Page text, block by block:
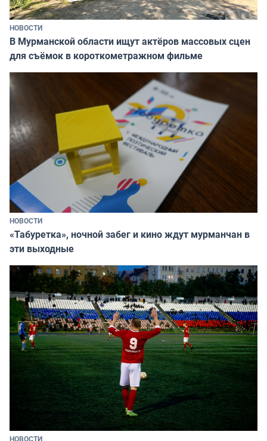
НОВОСТИ
В Мурманской области ищут актёров массовых сцен
для съёмок в короткометражном фильме
НОВОСТИ
«Табуретка», ночной забег и кино ждут мурманчан в
эти выходные
НОВОСТИ